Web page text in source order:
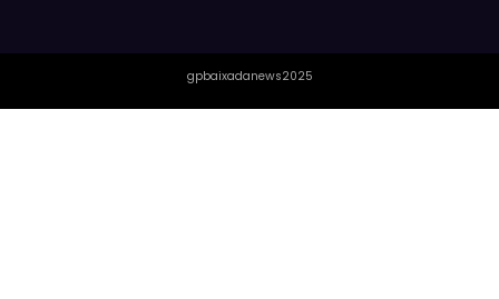
gpbaixadanews2025